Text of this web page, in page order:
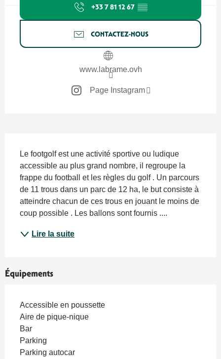
+33 7 81 12 67 ▒▒
CONTACTEZ-NOUS
www.labrame.ovh
Page Instagram
Le footgolf est une activité sportive ou ludique
accessible au plus grand nombre, il regroupe la
frappe du football et les règles du golf . Un parcours
de 11 trous dans un parc de 12 ha, le but consiste à
atteindre chacun de ces trous en jouant le moins de
coup possible . Les ballons sont fournis ....
Lire la suite
Équipements
Accessible en poussette
Aire de pique-nique
Bar
Parking
Parking autocar